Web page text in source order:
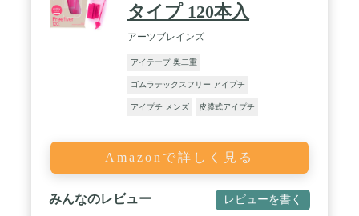
タイプ 120本入
アーツブレインズ
アイテープ 奥二重
ゴムラテックスフリー アイプチ
アイプチ メンズ 皮膜式アイプチ
Amazonで詳しく見る
みんなのレビュー レビューを書く